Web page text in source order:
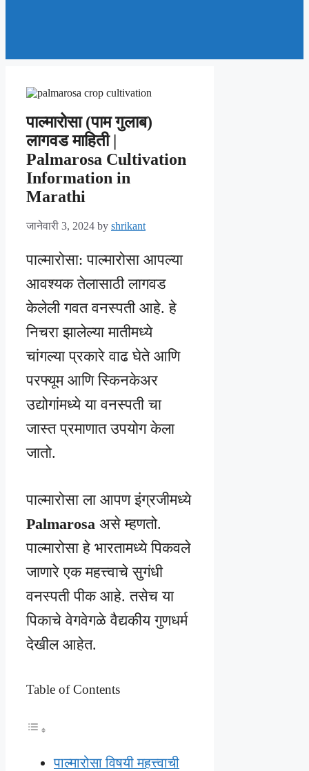
पाल्मारोसा (पाम गुलाब)
लागवड माहिती |
Palmarosa Cultivation
Information in
Marathi
जानेवारी 3, 2024 by shrikant
पाल्मारोसा: पाल्मारोसा आपल्या
आवश्यक तेलासाठी लागवड
केलेली गवत वनस्पती आहे. हे
निचरा झालेल्या मातीमध्ये
चांगल्या प्रकारे वाढ घेते आणि
परफ्यूम आणि स्किनकेअर
उद्योगांमध्ये या वनस्पती चा
जास्त प्रमाणात उपयोग केला
जातो.
पाल्मारोसा ला आपण इंग्रजीमध्ये
Palmarosa असे म्हणतो.
पाल्मारोसा हे भारतामध्ये पिकवले
जाणारे एक महत्त्वाचे सुगंधी
वनस्पती पीक आहे. तसेच या
पिकाचे वेगवेगळे वैद्यकीय गुणधर्म
देखील आहेत.
Table of Contents
पाल्मारोसा विषयी महत्त्वाची